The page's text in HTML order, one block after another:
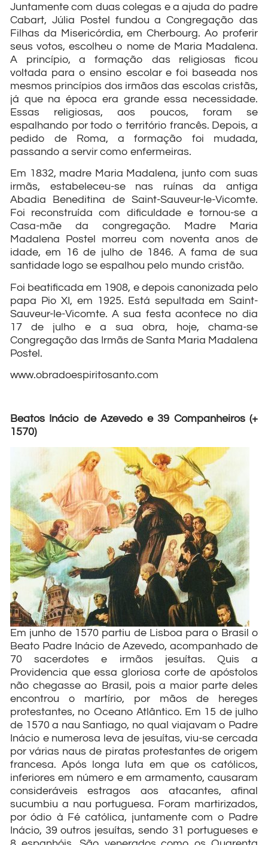
Juntamente com duas colegas e a ajuda do padre
Cabart, Júlia Postel fundou a Congregação das
Filhas da Misericórdia, em Cherbourg. Ao proferir
seus votos, escolheu o nome de Maria Madalena.
A princípio, a formação das religiosas ficou
voltada para o ensino escolar e foi baseada nos
mesmos princípios dos irmãos das escolas cristãs,
já que na época era grande essa necessidade.
Essas religiosas, aos poucos, foram se
espalhando por todo o território francês. Depois, a
pedido de Roma, a formação foi mudada,
passando a servir como enfermeiras.
Em 1832, madre Maria Madalena, junto com suas
irmãs, estabeleceu-se nas ruínas da antiga
Abadia Beneditina de Saint-Sauveur-le-Vicomte.
Foi reconstruída com dificuldade e tornou-se a
Casa-mãe da congregação. Madre Maria
Madalena Postel morreu com noventa anos de
idade, em 16 de julho de 1846. A fama de sua
santidade logo se espalhou pelo mundo cristão.
Foi beatificada em 1908, e depois canonizada pelo
papa Pio XI, em 1925. Está sepultada em Saint-
Sauveur-le-Vicomte. A sua festa acontece no dia
17 de julho e a sua obra, hoje, chama-se
Congregação das Irmãs de Santa Maria Madalena
Postel.
www.obradoespiritosanto.com
Beatos Inácio de Azevedo e 39 Companheiros (+
1570)
Em junho de 1570 partiu de Lisboa para o Brasil o
Beato Padre Inácio de Azevedo, acompanhado de
70 sacerdotes e irmãos jesuítas. Quis a
Providencia que essa gloriosa corte de apóstolos
não chegasse ao Brasil, pois a maior parte deles
encontrou o martírio, por mãos de hereges
protestantes, no Oceano Atlântico. Em 15 de julho
de 1570 a nau Santiago, no qual viajavam o Padre
Inácio e numerosa leva de jesuítas, viu-se cercada
por várias naus de piratas protestantes de origem
francesa. Após longa luta em que os católicos,
inferiores em número e em armamento, causaram
consideráveis estragos aos atacantes, afinal
sucumbiu a nau portuguesa. Foram martirizados,
por ódio à Fé católica, juntamente com o Padre
Inácio, 39 outros jesuítas, sendo 31 portugueses e